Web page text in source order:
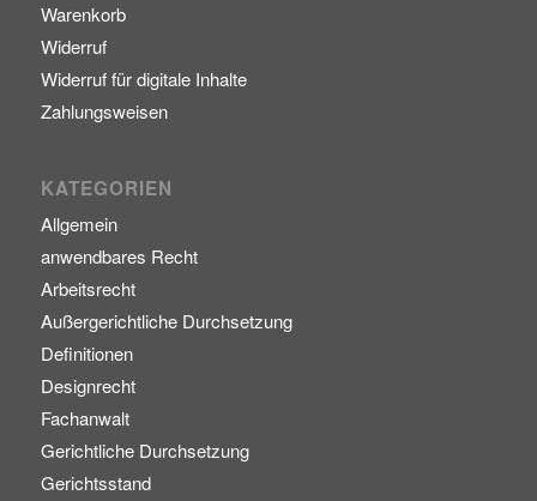
Warenkorb
Widerruf
Widerruf für digitale Inhalte
Zahlungsweisen
KATEGORIEN
Allgemein
anwendbares Recht
Arbeitsrecht
Außergerichtliche Durchsetzung
Definitionen
Designrecht
Fachanwalt
Gerichtliche Durchsetzung
Gerichtsstand